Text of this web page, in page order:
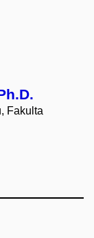
Fakulta